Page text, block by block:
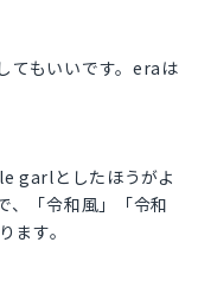
もいいです。eraは
garlとしたほうがよ
、「令和風」「令和
ます。